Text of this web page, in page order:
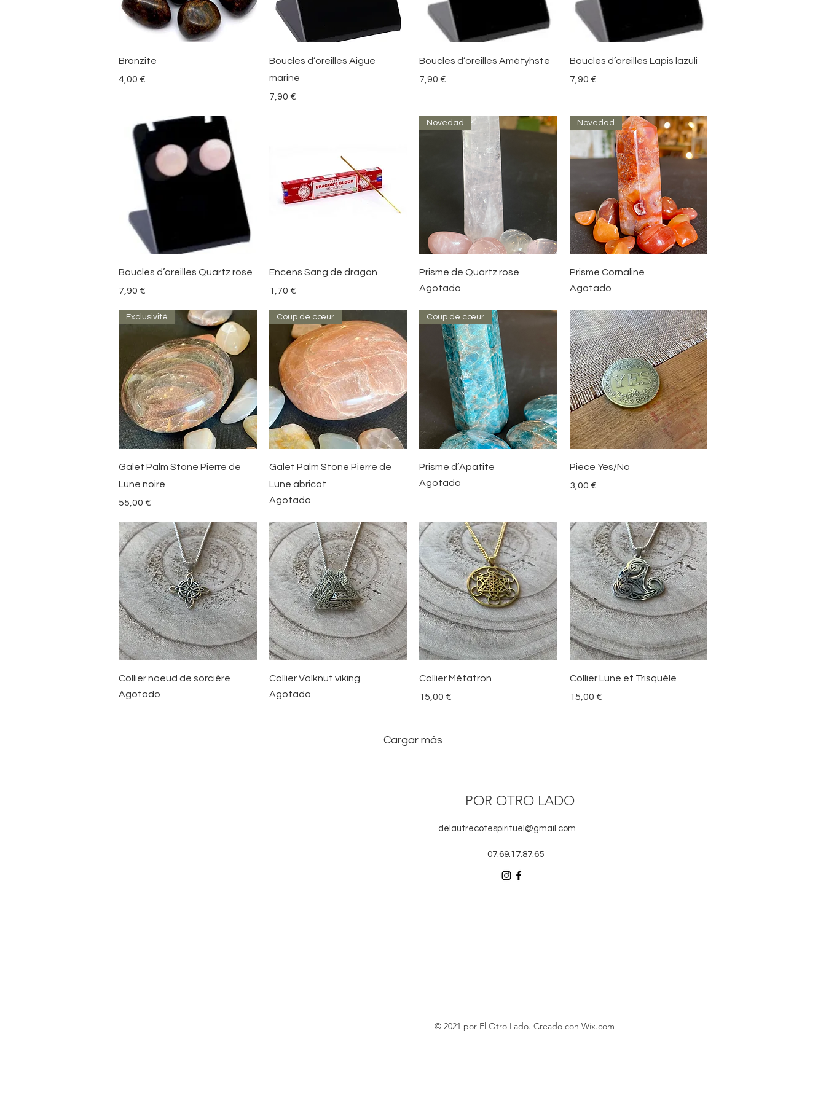
Bronzite
Precio
4,00 €
Vista rápida
Boucles d’oreilles Aigue
marine
Precio
7,90 €
Vista rápida
Boucles d’oreilles Amétyhste
Precio
7,90 €
Vista rápida
Boucles d’oreilles Lapis lazuli
Precio
7,90 €
Vista rápida
Boucles d’oreilles Quartz rose
Precio
7,90 €
Vista rápida
Encens Sang de dragon
Precio
1,70 €
Vista rápida
Novedad
Prisme de Quartz rose
Agotado
Vista rápida
Novedad
Prisme Cornaline
Agotado
Vista rápida
Exclusivité
Galet Palm Stone Pierre de
Lune noire
Precio
55,00 €
Vista rápida
Coup de cœur
Galet Palm Stone Pierre de
Lune abricot
Agotado
Vista rápida
Coup de cœur
Prisme d’Apatite
Agotado
Vista rápida
Pièce Yes/No
Precio
3,00 €
Vista rápida
Collier noeud de sorcière
Agotado
Vista rápida
Collier Valknut viking
Agotado
Vista rápida
Collier Métatron
Precio
15,00 €
Vista rápida
Collier Lune et Trisquèle
Precio
15,00 €
Cargar más
POR OTRO LADO
delautrecotespirituel@gmail.com
07.69.17.87.65
© 2021 por El Otro Lado. Creado con Wix.com